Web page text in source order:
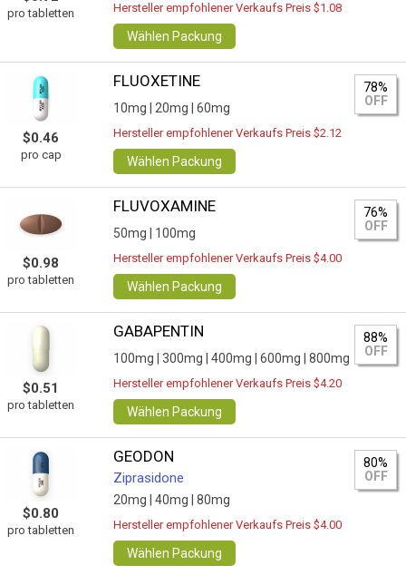
pro tabletten Hersteller empfohlener Verkaufs Preis $1.08
Wählen Packung
$0.46
pro cap
FLUOXETINE
10mg | 20mg | 60mg
78%
OFF
Hersteller empfohlener Verkaufs Preis $2.12
Wählen Packung
$0.98
pro tabletten
FLUVOXAMINE
50mg | 100mg
76%
OFF
Hersteller empfohlener Verkaufs Preis $4.00
Wählen Packung
$0.51
pro tabletten
GABAPENTIN
100mg | 300mg | 400mg | 600mg | 800mg
88%
OFF
Hersteller empfohlener Verkaufs Preis $4.20
Wählen Packung
$0.80
pro tabletten
GEODON
Ziprasidone
20mg | 40mg | 80mg
80%
OFF
Hersteller empfohlener Verkaufs Preis $4.00
Wählen Packung